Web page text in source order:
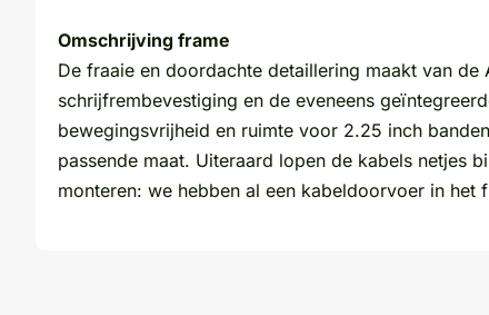
Omschrijving frame
De fraaie en doordachte detaillering maakt van
schrijfrembevestiging en de eveneens
bewegingsvrijheid en ruimte voor 2.25 inch
passende maat. Uiteraard lopen de kabels netjes
monteren: we hebben al een kabeldoorvoer in het